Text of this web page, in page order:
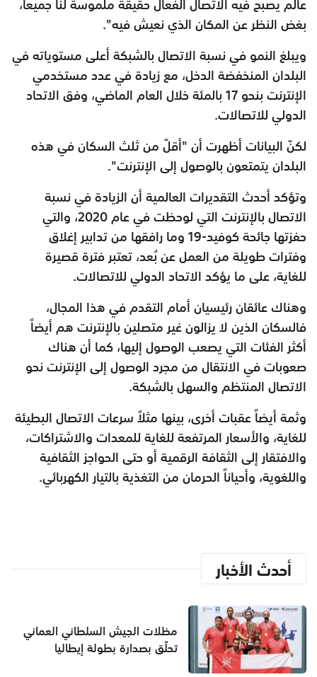
بغض النظر عن المكان الذي نعيش فيه".
ويبلغ النمو في نسبة الاتصال بالشبكة أعلى مستوياته في
البلدان المنخفضة الدخل، مع زيادة في عدد مستخدمي
الإنترنت بنحو 17 بالمئة خلال العام الماضي، وفق الاتحاد
الدولي للاتصالات.
لكنّ البيانات أظهرت أن "أقلّ من ثلث السكان في هذه
البلدان يتمتعون بالوصول إلى الإنترنت".
وتؤكد أحدث التقديرات العالمية أن الزيادة في نسبة
الاتصال بالإنترنت التي لوحظت في عام 2020، والتي
حفزتها جائحة كوفيد-19 وما رافقها من تدابير إغلاق
وفترات طويلة من العمل عن بُعد، تعتبر فترة قصيرة
للغاية، على ما يؤكد الاتحاد الدولي للاتصالات.
وهناك عائقان رئيسيان أمام التقدم في هذا المجال،
فالسكان الذين لا يزالون غير متصلين بالإنترنت هم أيضاً
أكثر الفئات التي يصعب الوصول إليها، كما أن هناك
صعوبات في الانتقال من مجرد الوصول إلى الإنترنت نحو
الاتصال المنتظم والسهل بالشبكة.
وثمة أيضاً عقبات أخرى، بينها مثلاً سرعات الاتصال البطيئة
للغاية، والأسعار المرتفعة للغاية للمعدات والاشتراكات،
والافتقار إلى الثقافة الرقمية أو حتى الحواجز الثقافية
واللغوية، وأحياناً الحرمان من التغذية بالتيار الكهربائي.
أحدث الأخبار
مظلات الجيش السلطاني العماني
تحلّق بصدارة بطولة إيطاليا